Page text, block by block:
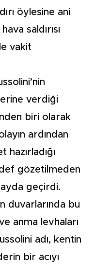
öylesine ani
saldırısı
vakit
verdiği
biri olarak
ardından
gözetilmeden
geçirdi.
duvarlarında bu
anma levhaları
adı, kentin
bir acıyı